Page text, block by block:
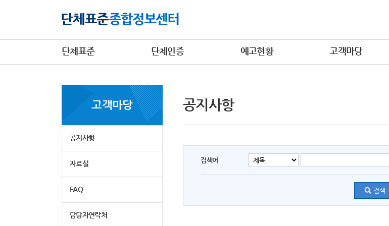
단체표준 단체인증 예고현황 고객마당
고객마당
공지사항
자료실
FAQ
담당자연락처
공지사항
검색어